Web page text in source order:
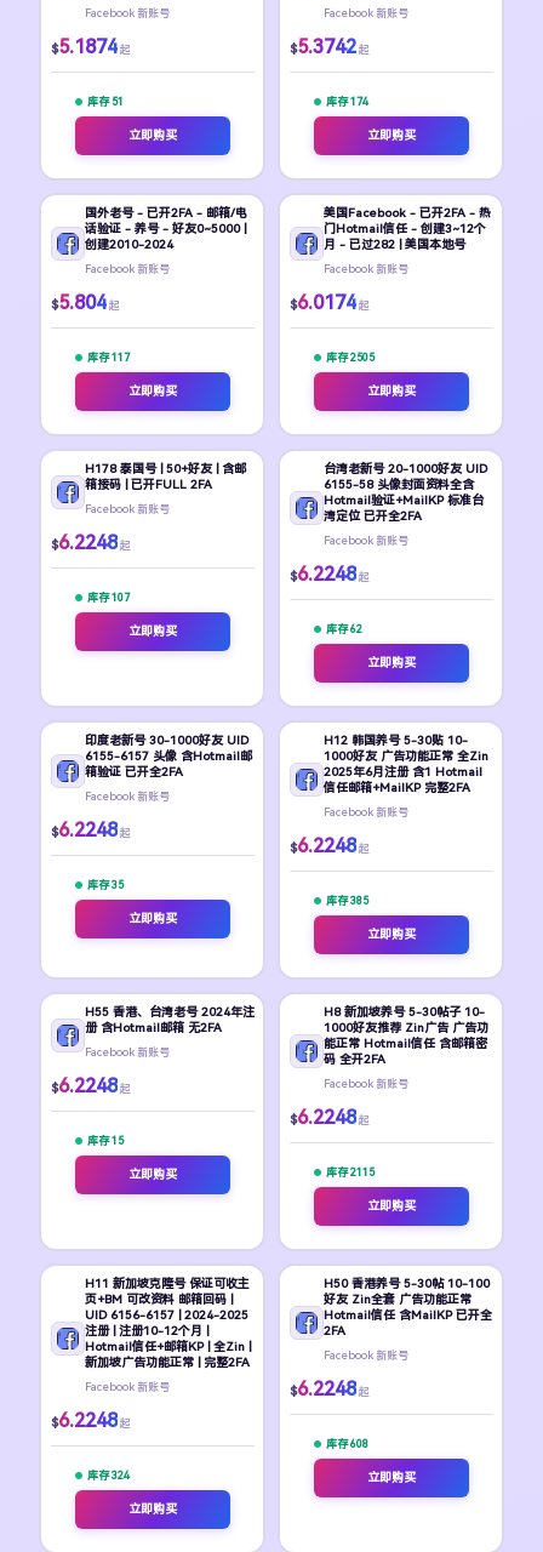
Facebook 新账号
$5.1874 起
库存 51
立即购买
Facebook 新账号
$5.3742 起
库存 174
立即购买
国外老号 - 已开2FA - 邮箱/电
话验证 - 养号 - 好友0~5000 |
创建2010-2024
Facebook 新账号
$5.804 起
库存 117
立即购买
美国Facebook - 已开2FA - 热
门Hotmail信任 - 创建3~12个
月 - 已过282 | 美国本地号
Facebook 新账号
$6.0174 起
库存 2505
立即购买
H178 泰国号 | 50+好友 | 含邮
箱接码 | 已开FULL 2FA
Facebook 新账号
$6.2248 起
库存 107
立即购买
台湾老新号 20-1000好友 UID
6155-58 头像封面资料全含
Hotmail验证+MailKP 标准台
湾定位 已开全2FA
Facebook 新账号
$6.2248 起
库存 62
立即购买
印度老新号 30-1000好友 UID
6155-6157 头像 含Hotmail邮
箱验证 已开全2FA
Facebook 新账号
$6.2248 起
库存 35
立即购买
H12 韩国养号 5-30贴 10-
1000好友 广告功能正常 全Zin
2025年6月注册 含1 Hotmail
信任邮箱+MailKP 完整2FA
Facebook 新账号
$6.2248 起
库存 385
立即购买
H55 香港、台湾老号 2024年注
册 含Hotmail邮箱 无2FA
Facebook 新账号
$6.2248 起
库存 15
立即购买
H8 新加坡养号 5-30帖子 10-
1000好友推荐 Zin广告 广告功
能正常 Hotmail信任 含邮箱密
码 全开2FA
Facebook 新账号
$6.2248 起
库存 2115
立即购买
H11 新加坡克隆号 保证可收主
页+BM 可改资料 邮箱回码 |
UID 6156-6157 | 2024-2025
注册 | 注册10-12个月 |
Hotmail信任+邮箱KP | 全Zin |
新加坡广告功能正常 | 完整2FA
Facebook 新账号
$6.2248 起
库存 324
立即购买
H50 香港养号 5-30帖 10-100
好友 Zin全套 广告功能正常
Hotmail信任 含MailKP 已开全
2FA
Facebook 新账号
$6.2248 起
库存 608
立即购买